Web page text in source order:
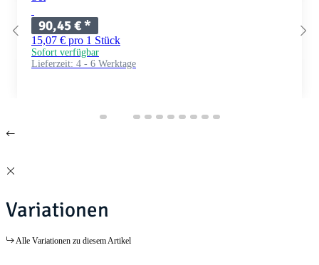
90,45 €*
15,07 € pro 1 Stück
Sofort verfügbar
Lieferzeit: 4 - 6 Werktage
Variationen
Alle Variationen zu diesem Artikel